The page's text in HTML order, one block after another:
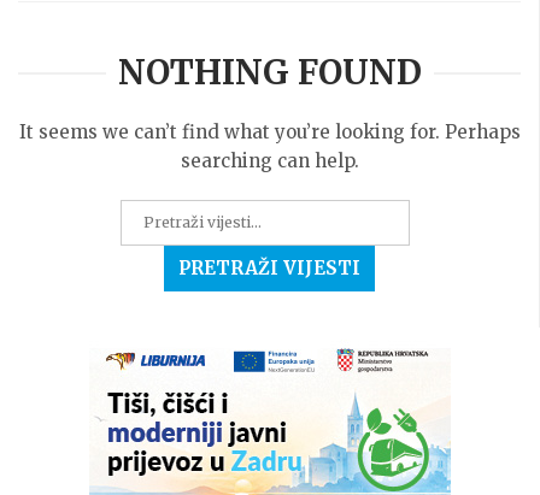
NOTHING FOUND
It seems we can’t find what you’re looking for. Perhaps
searching can help.